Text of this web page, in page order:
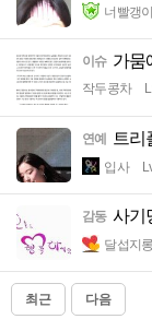
너빨갱
이슈 가뭄
작두콩차
연예 트리
입사
감동 사기
달섭지롱
최근 다음